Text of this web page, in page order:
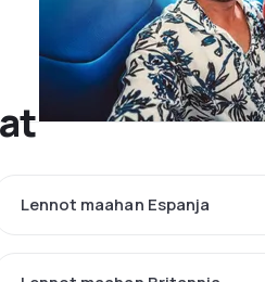
Lennot maahan Espanja